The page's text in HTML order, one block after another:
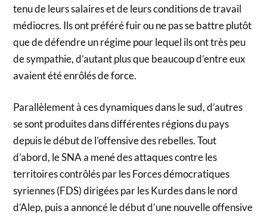
tenu de leurs salaires et de leurs conditions de travail
médiocres. Ils ont préféré fuir ou ne pas se battre plutôt
que de défendre un régime pour lequel ils ont très peu
de sympathie, d’autant plus que beaucoup d’entre eux
avaient été enrôlés de force.
Parallèlement à ces dynamiques dans le sud, d’autres
se sont produites dans différentes régions du pays
depuis le début de l’offensive des rebelles. Tout
d’abord, le SNA a mené des attaques contre les
territoires contrôlés par les Forces démocratiques
syriennes (FDS) dirigées par les Kurdes dans le nord
d’Alep, puis a annoncé le début d’une nouvelle offensive